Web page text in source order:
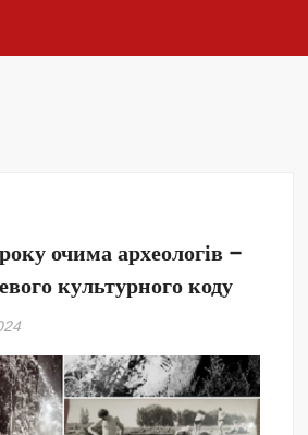
очима археологів –
культурного коду